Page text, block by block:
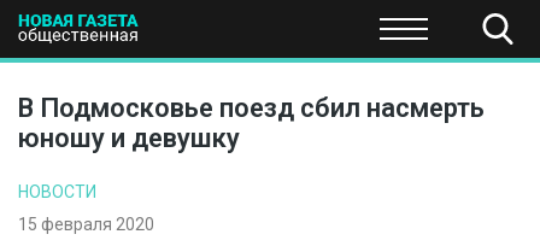
ПОЛИТИКА ЭКОНОМИКА НАУКА И
В Подмосковье поезд сбил насмерть
юношу и девушку
НОВОСТИ
15 февраля 2020